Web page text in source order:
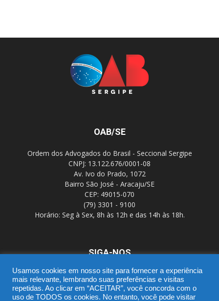
OAB/SE
Ordem dos Advogados do Brasil - Seccional Sergipe
CNPJ: 13.122.676/0001-08
Av. Ivo do Prado, 1072
Bairro São José - Aracaju/SE
CEP: 49015-070
(79) 3301 - 9100
Horário: Seg à Sex, 8h às 12h e das 14h às 18h.
SIGA-NOS
Usamos cookies em nosso site para fornecer a experiência
mais relevante, lembrando suas preferências e visitas
repetidas. Ao clicar em “ACEITAR”, você concorda com o
uso de TODOS os cookies. No entanto, você pode visitar